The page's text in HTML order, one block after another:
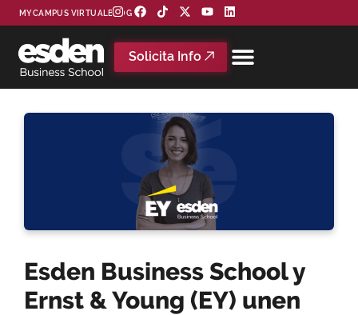
MYCAMPUS VIRTUAL BLOG
Solicita Info
Esden Business School y
Ernst & Young (EY) unen